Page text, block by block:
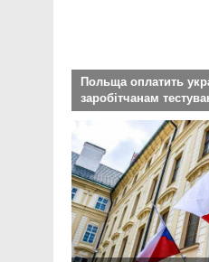
Польща оплатить
заробітчанам